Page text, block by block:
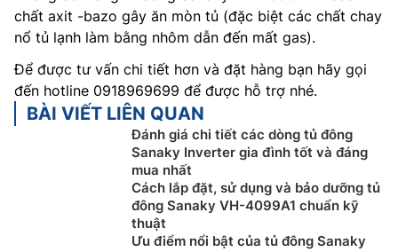
chất axit -bazo gây ăn mòn tủ (đặc biệt các chất chay
nổ tủ lạnh làm bằng nhôm dẫn đến mất gas).
Để được tư vấn chi tiết hơn và đặt hàng bạn hãy gọi
đến hotline 0918969699 để được hỗ trợ nhé.
BÀI VIẾT LIÊN QUAN
Đánh giá chi tiết các dòng tủ đông
Sanaky Inverter gia đình tốt và đáng
mua nhất
Cách lắp đặt, sử dụng và bảo dưỡng tủ
đông Sanaky VH-4099A1 chuẩn kỹ
thuật
Ưu điểm nổi bật của tủ đông Sanaky